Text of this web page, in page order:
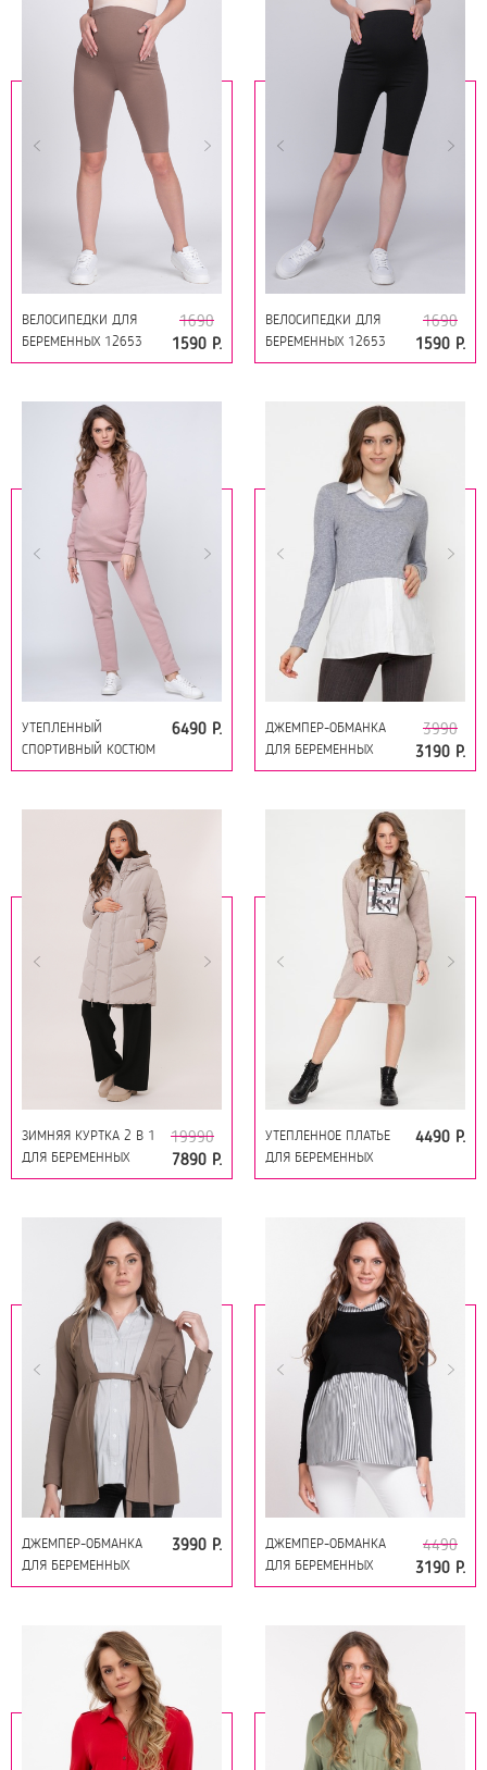
ВЕЛОСИПЕДКИ ДЛЯ
БЕРЕМЕННЫХ 12653
МОККО
1690
1590 Р.
ВЕЛОСИПЕДКИ ДЛЯ
БЕРЕМЕННЫХ 12653
ЧЕРНЫЙ
1690
1590 Р.
УТЕПЛЕННЫЙ
СПОРТИВНЫЙ КОСТЮМ
ДЛЯ БЕРЕМЕННЫХ И
ПЫЛЬНЫЙ БЕЖ
6490 Р.
ДЖЕМПЕР-ОБМАНКА
ДЛЯ БЕРЕМЕННЫХ
10923 МУЛЬТИКОЛОР
3990
3190 Р.
ЗИМНЯЯ КУРТКА 2 В 1
ДЛЯ БЕРЕМЕННЫХ
12130 БЕЖЕВЫЙ
19990
7890 Р.
УТЕПЛЕННОЕ ПЛАТЬЕ
ДЛЯ БЕРЕМЕННЫХ
12103 КАКАО
4490 Р.
ДЖЕМПЕР-ОБМАНКА
ДЛЯ БЕРЕМЕННЫХ
11391 КОРИЧНЕВЫЙ
3990 Р.
ДЖЕМПЕР-ОБМАНКА
ДЛЯ БЕРЕМЕННЫХ
10923 ЧЁРНЫЙ
4490
3190 Р.